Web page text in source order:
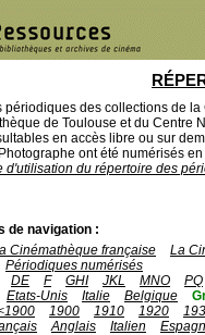
périodiques des collections de la
de Toulouse et du Centre
en accès libre ou sur
ont été numérisés
d'utilisation du répertoire des
de navigation :
Cinémathèque française La
Périodiques numérisés
DE F GHI JKL MNO PQ
Etats-Unis Italie Belgique
1900 1910 1920
Anglais Italien